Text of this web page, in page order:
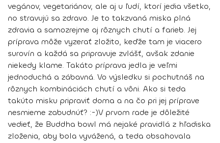
vegánov, vegetariánov, ale aj u ľudí, ktorí jedia všetko,
no stravujú sa zdravo. Je to takzvaná miska plná
zdravia a samozrejme aj rôznych chutí a farieb. Jej
príprava môže vyzerať zložito, keďže tam je viacero
surovín a každá sa pripravuje zvlášť, avšak zdanie
niekedy klame. Takáto príprava jedla je veľmi
jednoduchá a zábavná. Vo výsledku si pochutnáš na
rôznych kombináciách chutí a vôni. Ako si teda
takúto misku pripraviť doma a na čo pri jej príprave
nesmieme zabudnúť? :-)V prvom rade je dôležité
vedieť, že Buddha bowl má nejaké pravidlá z hľadiska
zloženia, aby bola vyvážená, a teda obsahovala